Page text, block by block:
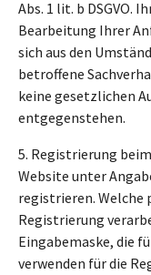
Abs. 1 lit. b DSGVO.
Bearbeitung Ihrer
sich aus den
betroffene
keine gesetzlichen
entgegenstehen.
5. Registrierung
Website unter
registrieren. Welche
Registrierung
Eingabemaske, die
verwenden für die